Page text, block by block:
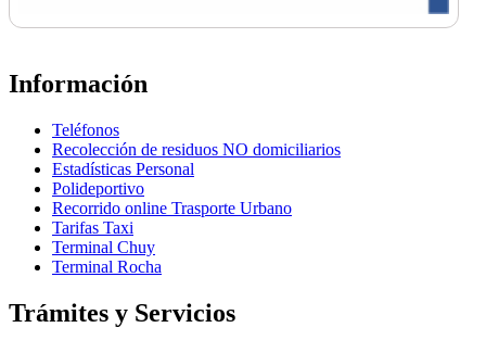
Información
Teléfonos
Recolección de residuos NO domiciliarios
Estadísticas Personal
Polideportivo
Recorrido online Trasporte Urbano
Tarifas Taxi
Terminal Chuy
Terminal Rocha
Trámites y Servicios